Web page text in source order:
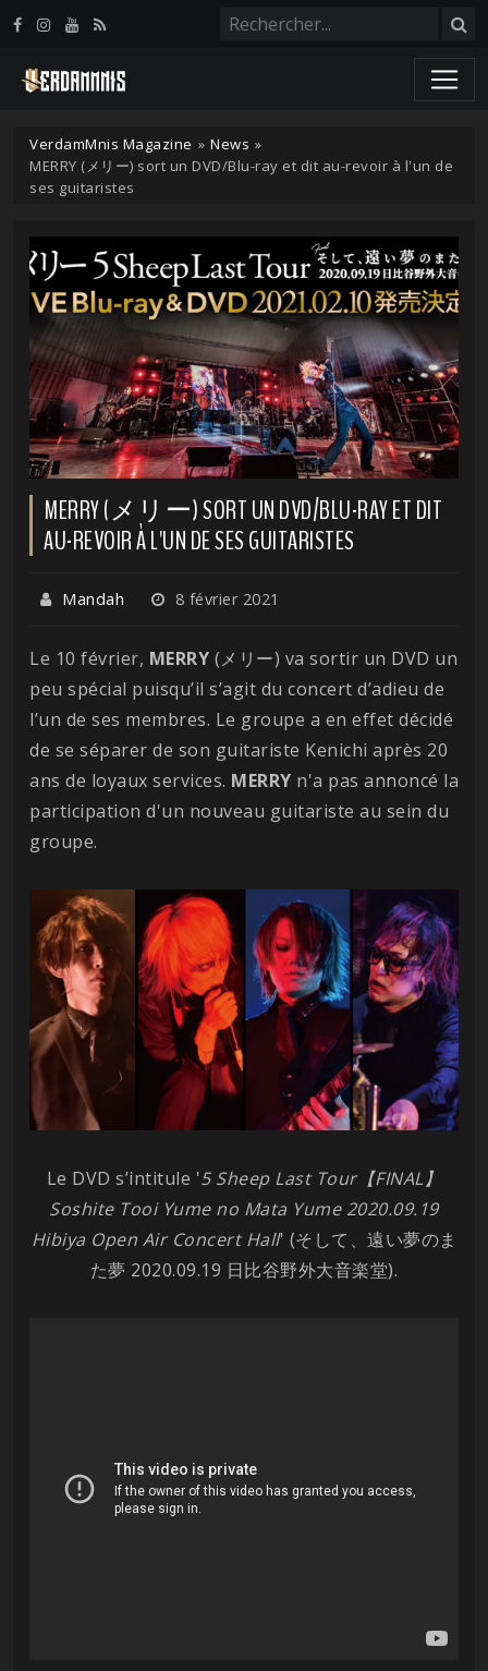
VerdamMnis Magazine » News »
MERRY (メリー) sort un DVD/Blu-ray et dit au-revoir à l'un de
ses guitaristes
MERRY (メリー) SORT UN DVD/BLU-RAY ET DIT
AU-REVOIR À L'UN DE SES GUITARISTES
Mandah 8 février 2021
Le 10 février, MERRY (メリー) va sortir un DVD un
peu spécial puisqu’il s’agit du concert d’adieu de
l’un de ses membres. Le groupe a en effet décidé
de se séparer de son guitariste Kenichi après 20
ans de loyaux services. MERRY n'a pas annoncé la
participation d'un nouveau guitariste au sein du
groupe.
Le DVD s’intitule '5 Sheep Last Tour【FINAL】
Soshite Tooi Yume no Mata Yume 2020.09.19
Hibiya Open Air Concert Hall' (そして、遠い夢のま
た夢 2020.09.19 日比谷野外大音楽堂).
Panneau de gestion des cookies